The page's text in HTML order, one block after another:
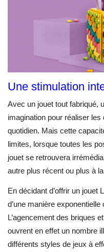
Une stimulation
Avec un jouet tout fabriqué,
imagination pour réaliser
quotidien. Mais cette
limites, lorsque toutes les
jouet se retrouvera
autre plus récent ou plus à
En décidant d’offrir un jouet
d’une manière
L’agencement des briques
ouvrent en effet un nombre
différents styles de jeux à